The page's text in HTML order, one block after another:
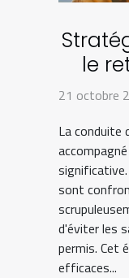
le
21 octobre
La conduite
significative.
sont
d'éviter les
permis. Cet
efficaces...